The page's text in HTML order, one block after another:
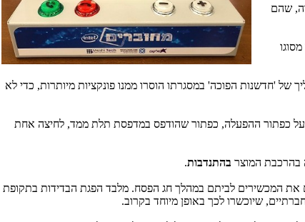
שהם
הפוכה' במסגרתו הוסרו ממנו פונקציות מיותרות, כדי לא
כפתור ההפעלה, כפתור שהודפס במדפסת תלת ממד, לחיצה אחת
בהרכבת המוצר בהתנדבות.
להם את המכשירים לביתם במהלך חג הפסח. מלבד הפגת הבדידות בתקופת
שיוכשרו לכך באופן מיוחד בקרוב.